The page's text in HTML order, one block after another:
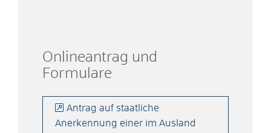
Onlineantrag und
Formulare
Antrag auf staatliche
Anerkennung einer im Ausland